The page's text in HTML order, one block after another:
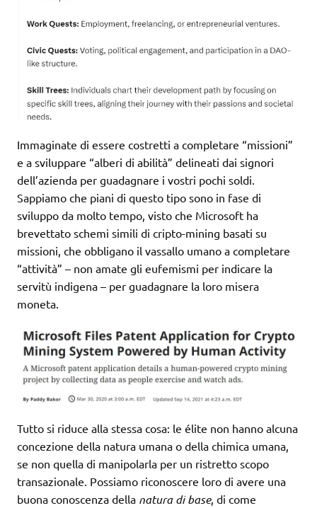
Immaginate di essere costretti a completare “missioni”
e a sviluppare “alberi di abilità” delineati dai signori
dell’azienda per guadagnare i vostri pochi soldi.
Sappiamo che piani di questo tipo sono in fase di
sviluppo da molto tempo, visto che Microsoft ha
brevettato schemi simili di cripto-mining basati su
missioni, che obbligano il vassallo umano a completare
“attività” – non amate gli eufemismi per indicare la
servitù indigena – per guadagnare la loro misera
moneta.
Tutto si riduce alla stessa cosa: le élite non hanno alcuna
concezione della natura umana o della chimica umana,
se non quella di manipolarla per un ristretto scopo
transazionale. Possiamo riconoscere loro di avere una
buona conoscenza della natura di base, di come